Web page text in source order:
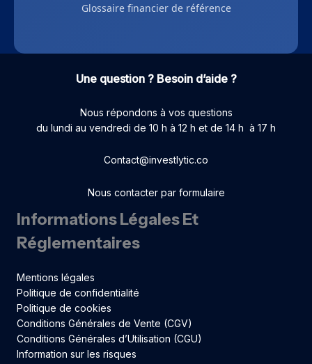
Glossaire financier de référence
Une question ? Besoin d’aide ?
Nous répondons à vos questions
du lundi au vendredi de 10 h à 12 h et de 14 h à 17 h
Contact@investlytic.co
Nous contacter par formulaire
Informations Légales Et
Réglementaires
Mentions légales
Politique de confidentialité
Politique de cookies
Conditions Générales de Vente (CGV)
Conditions Générales d’Utilisation (CGU)
Information sur les risques